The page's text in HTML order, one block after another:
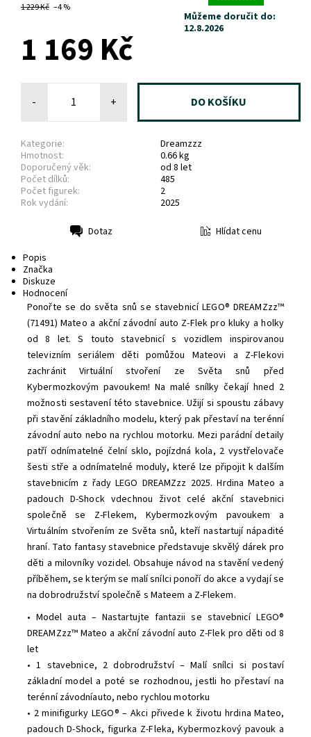
1 229 Kč –4 %
Můžeme doručit do:
12.8.2026
1 169 Kč
- +
Kategorie:
Dreamzzz
Hmotnost:
0.66 kg
Doporučený věk:
od 8 let
Počet dílků:
485
Počet figurek:
2
Rok vydání:
2025
Dotaz
Hlídat cenu
Popis
Značka
Diskuze
Hodnocení
Ponořte se do světa snů se stavebnicí LEGO® DREAMZzz™
(71491) Mateo a akční závodní auto Z-Flek pro kluky a holky
od 8 let. S touto stavebnicí s vozidlem inspirovanou
televizním seriálem děti pomůžou Mateovi a Z-Flekovi
zachránit Virtuální stvoření ze Světa snů před
Kybermozkovým pavoukem! Na malé snílky čekají hned 2
možnosti sestavení této stavebnice. Užijí si spoustu zábavy
při stavění základního modelu, který pak přestaví na terénní
závodní auto nebo na rychlou motorku. Mezi parádní detaily
patří odnímatelné čelní sklo, pojízdná kola, 2 vystřelovače
šesti stře a odnímatelné moduly, které lze připojit k dalším
stavebnicím z řady LEGO DREAMZzz 2025. Hrdina Mateo a
padouch D-Shock vdechnou život celé akční stavebnici
společně se Z-Flekem, Kybermozkovým pavoukem a
Virtuálním stvořením ze Světa snů, kteří nastartují nápadité
hraní. Tato fantasy stavebnice představuje skvělý dárek pro
děti a milovníky vozidel. Obsahuje návod na stavění vedený
příběhem, se kterým se malí snílci ponoří do akce a vydají se
na dobrodružství společně s Mateem a Z-Flekem.
• Model auta – Nastartujte fantazii se stavebnicí LEGO®
DREAMZzz™ Mateo a akční závodní auto Z-Flek pro děti od 8
let
• 1 stavebnice, 2 dobrodružství – Malí snílci si postaví
základní model a poté se rozhodnou, jestli ho přestaví na
terénní závodníauto, nebo rychlou motorku
• 2 minifigurky LEGO® – Akci přivede k životu hrdina Mateo,
padouch D-Shock, figurka Z-Fleka, Kybermozkový pavouk a